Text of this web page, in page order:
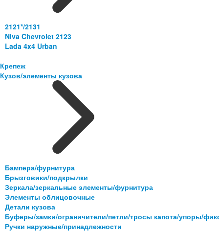
2121*/2131
Niva Chevrolet 2123
Lada 4x4 Urban
Крепеж
Кузов/элементы кузова
Бампера/фурнитура
Брызговики/подкрылки
Зеркала/зеркальные элементы/фурнитура
Элементы облицовочные
Детали кузова
Буферы/замки/ограничители/петли/тросы капота/упоры/
Ручки наружные/принадлежности